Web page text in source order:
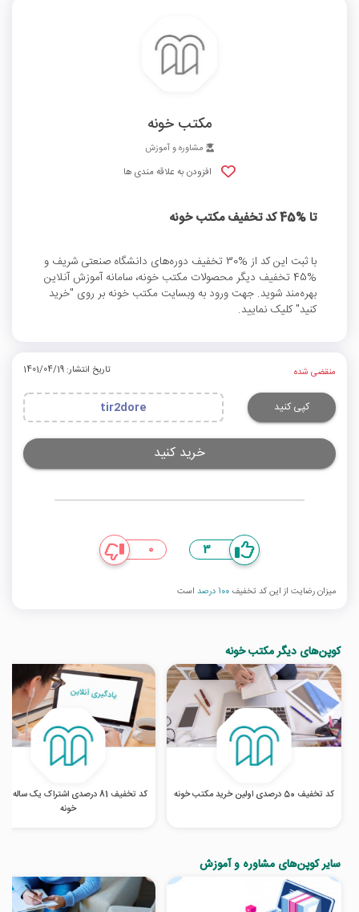
مکتب خونه
مشاوره و آموزش
افزودن به علاقه مندی ها
تا %45 کد تخفیف مکتب خونه
با ثبت این کد از %30 تخفیف دوره‌های دانشگاه صنعتی شریف و
%45 تخفیف دیگر محصولات مکتب خونه، سامانه آموزش آنلاین
بهره‌مند شوید. جهت ورود به وبسایت مکتب خونه بر روی "خرید
کنید" کلیک نمایید.
منقضی شده تاریخ انتشار: 1401/04/19
کپی کنید tir2dore
خرید کنید
3
0
میزان رضایت از این کد تخفیف 100 درصد است
کوپن‌های دیگر مکتب خونه
کد تخفیف 50 درصدی اولین خرید مکتب خونه
کد تخفیف 81 درصدی اشتراک یک ساله
خونه
سایر کوپن‌های مشاوره و آموزش